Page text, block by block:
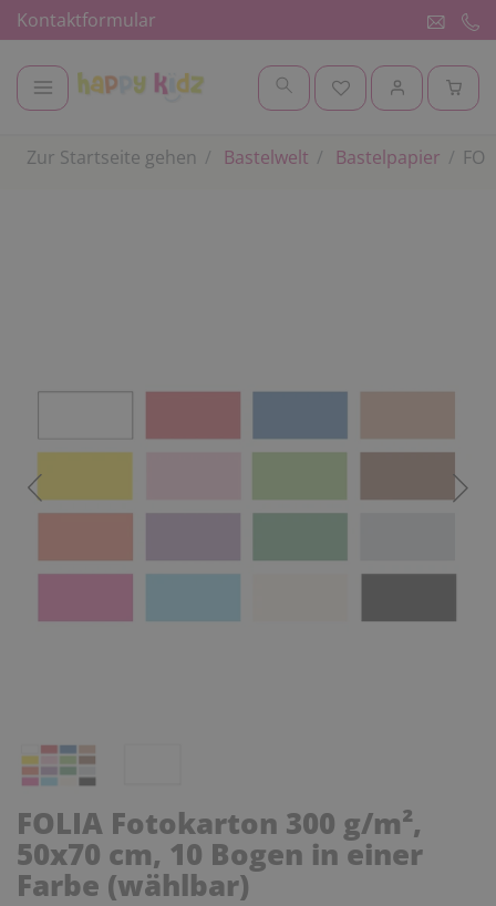
Kontaktformular
Zur Startseite gehen Bastelwelt Bastelpapier
FOLIA Fotokarton 300 g/m²,
50x70 cm, 10 Bogen in einer
Farbe (wählbar)